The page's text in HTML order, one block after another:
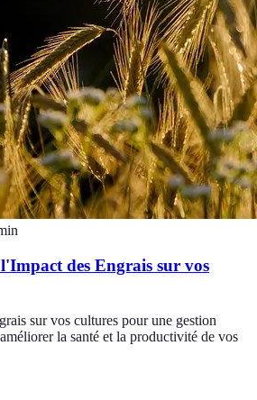
des Engrais sur vos
sur vos cultures pour une gestion
la santé et la productivité de vos